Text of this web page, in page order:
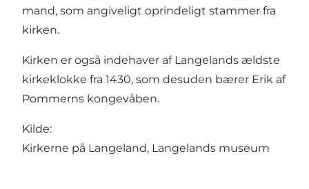
mand, som angiveligt oprindeligt stammer fra
kirken.
Kirken er også indehaver af Langelands ældste
kirkeklokke fra 1430, som desuden bærer Erik af
Pommerns kongevåben.
Kilde:
Kirkerne på Langeland, Langelands museum